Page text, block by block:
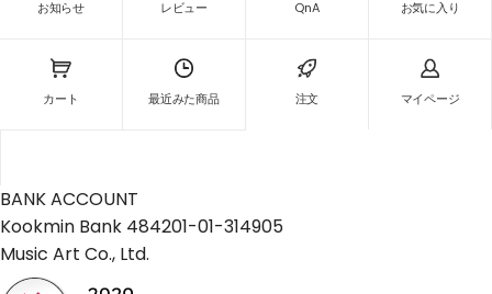
お知らせ レビュー QnA お気に入り
カート 最近みた商品 注文 マイページ
BANK ACCOUNT
Kookmin Bank 484201-01-314905
Music Art Co., Ltd.